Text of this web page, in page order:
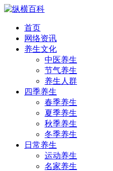
首页
网络资讯
养生文化
中医养生
节气养生
养生人群
四季养生
春季养生
夏季养生
秋季养生
冬季养生
日常养生
运动养生
名家养生